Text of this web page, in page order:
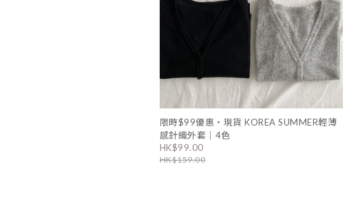
限時$99優惠・現貨 KOREA SUMMER輕薄
感針織外套｜4色
HK$99.00
HK$159.00